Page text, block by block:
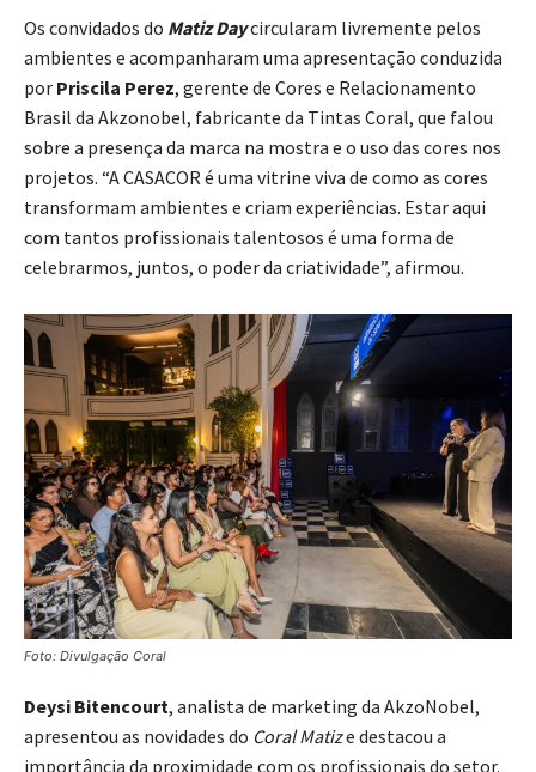
Os convidados do Matiz Daycircularam livremente pelos
ambientes e acompanharam uma apresentação conduzida
por Priscila Perez, gerente de Cores e Relacionamento
Brasil da Akzonobel, fabricante da Tintas Coral, que falou
sobre a presença da marca na mostra e o uso das cores nos
projetos. “A CASACOR é uma vitrine viva de como as cores
transformam ambientes e criam experiências. Estar aqui
com tantos profissionais talentosos é uma forma de
celebrarmos, juntos, o poder da criatividade”, afirmou.
Foto: Divulgação Coral
Deysi Bitencourt, analista de marketing da AkzoNobel,
apresentou as novidades do Coral Matize destacou a
importância da proximidade com os profissionais do setor.